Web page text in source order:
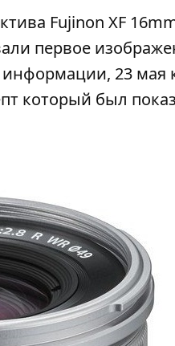
Fujinon XF
первое
информации, 23
который был